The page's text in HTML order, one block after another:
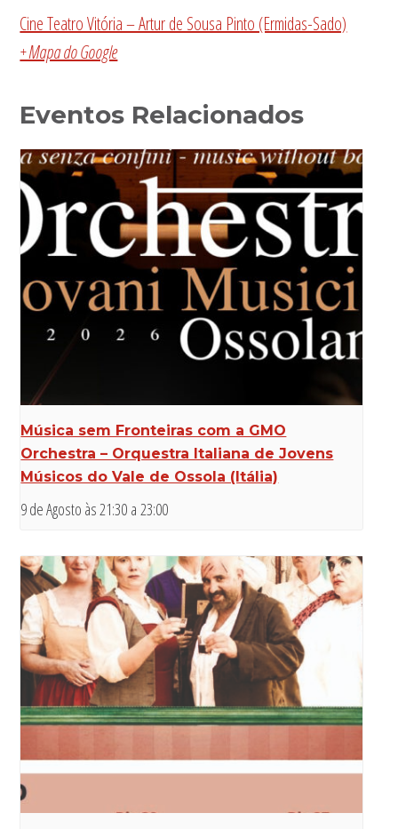
Cine Teatro Vitória – Artur de Sousa Pinto (Ermidas-Sado)
+ Mapa do Google
Eventos Relacionados
Música sem Fronteiras com a GMO
Orchestra – Orquestra Italiana de Jovens
Músicos do Vale de Ossola (Itália)
9 de Agosto às 21:30 a 23:00